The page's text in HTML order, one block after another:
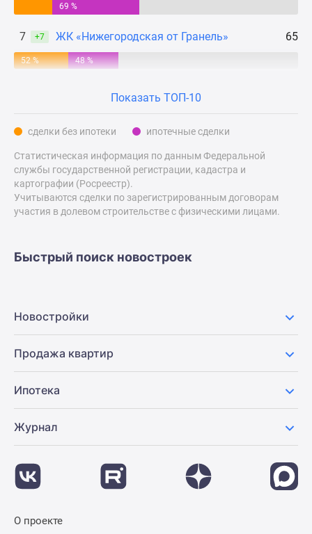
#траншевая
#рассрочка
ИТ-
скидками
41%
Видео
360°
новостроек
Rutube
реновации
Москве
Новостройки
премиум-
класса
Новостройки
бизнес-
класса
Траншевая
69 %
7 +7 ЖК «Нижегородская от Гранель» 65
52 % 48 %
Показать ТОП-10
сделки без ипотеки ипотечные сделки
Статистическая информация по данным Федеральной
службы государственной регистрации, кадастра и
картографии (Росреестр).
Учитываются сделки по зарегистрированным договорам
участия в долевом строительстве с физическими лицами.
Быстрый поиск новостроек
Новостройки
Продажа квартир
Ипотека
Журнал
О проекте